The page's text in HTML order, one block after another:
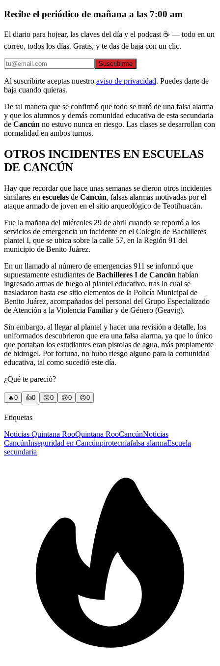
Recibe el periódico de mañana a las 7:00 am
El diario para hojear, las claves del día y el podcast ☕ — todo en un
correo, todos los días. Gratis, y te das de baja con un clic.
Suscribirme
Al suscribirte aceptas nuestro aviso de privacidad. Puedes darte de
baja cuando quieras.
De tal manera que se confirmó que todo se trató de una falsa alarma
y que los alumnos y demás comunidad educativa de esta secundaria
de Cancún no estuvo nunca en riesgo. Las clases se desarrollan con
normalidad en ambos turnos.
OTROS INCIDENTES EN ESCUELAS
DE CANCÚN
Hay que recordar que hace unas semanas se dieron otros incidentes
similares en escuelas de Cancún, falsas alarmas motivadas por el
ataque armado de joven en el sitio arqueológico de Teotihuacán.
Fue la mañana del miércoles 29 de abril cuando se reportó a los
servicios de emergencia un incidente en el Colegio de Bachilleres
plantel I, que se ubica sobre la calle 57, en la Región 91 del
municipio de Benito Juárez.
En un llamado al número de emergencias 911 se informó que
supuestamente estudiantes de Bachilleres I de Cancún habían
ingresado armas de fuego al plantel educativo, tras lo cual se
trasladaron hasta ese sitio elementos de la Policía Municipal de
Benito Juárez, acompañados del personal del Grupo Especializado
de Atención a la Violencia Familiar y de Género (Geavig).
Sin embargo, al llegar al plantel y hacer una revisión a detalle, los
uniformados descubrieron que era una falsa alarma, ya que lo único
que portaban los estudiantes eran pistolas de agua, más propiamente
de hidrogel. Por fortuna, no hubo riesgo alguno para la comunidad
educativa, tal como sucedió este día.
¿Qué te pareció?
🔥0 👍0 😲0 😢0 😠0
Etiquetas
Noticias Quintana RooQuintana RooCancúnNoticias
CancúnInseguridad en Cancúnpirotecniafalsa alarmaEscuela
secundaria